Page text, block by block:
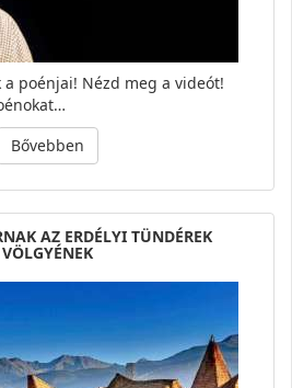
poénjai! Nézd meg a videót!
Bővebben
AZ ERDÉLYI TÜNDÉREK
VÖLGYÉNEK